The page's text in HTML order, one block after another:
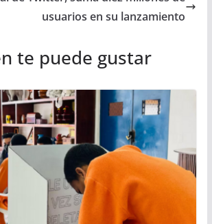
usuarios en su lanzamiento
te puede gustar